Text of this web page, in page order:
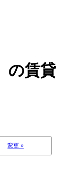
の賃貸
変更 »